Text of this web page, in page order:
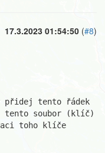
17.3.2023 01:54:50 (#8)
přidej tento řádek
tento soubor (klíč)
toho klíče